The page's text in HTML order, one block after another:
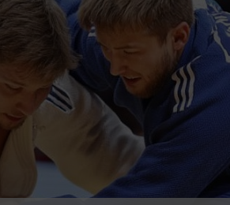
Афиша
Блогеркуль
Быстрый медиазавод